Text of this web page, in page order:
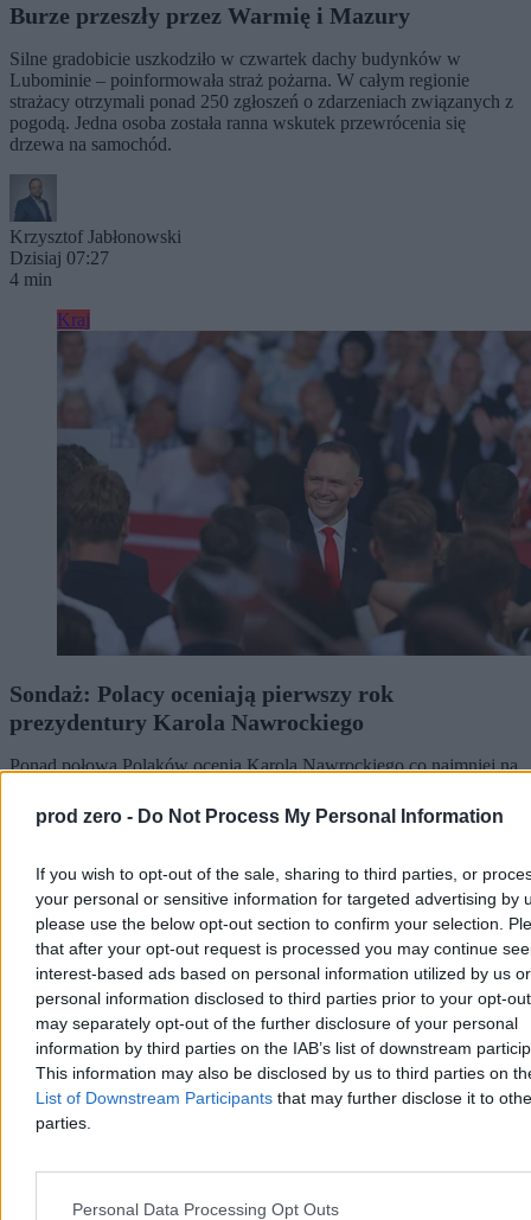
prod zero - Do Not Process My Personal Information
If you wish to opt-out of the sale, sharing to third parties, or
your personal or sensitive information for targeted advertising by
please use the below opt-out section to confirm your selection.
that after your opt-out request is processed you may continue
interest-based ads based on personal information utilized by us or
personal information disclosed to third parties prior to your opt-
may separately opt-out of the further disclosure of your personal
information by third parties on the IAB’s list of downstream
This information may also be disclosed by us to third parties on
List of Downstream Participants that may further disclose it to
parties.
Personal Data Processing Opt Outs
Burze przeszły przez Warmię i Mazury
Silne gradobicie uszkodziło w czwartek dachy budynków w
Lubominie – poinformowała straż pożarna. W całym regionie
strażacy otrzymali ponad 250 zgłoszeń o zdarzeniach związanych z
pogodą. Jedna osoba została ranna wskutek przewrócenia się
drzewa na samochód.
Krzysztof Jabłonowski
Dzisiaj 07:27
4 min
Kraj
Sondaż: Polacy oceniają pierwszy rok
prezydentury Karola Nawrockiego
Ponad połowa Polaków ocenia Karola Nawrockiego co najmniej na
„Rzeczpospolitą”. Ponad połowa badanych wystawiła prezydentowi
pozytywną ocenę za pierwszy rok prezydentury.
Krzysztof Jabłonowski
Dzisiaj 07:13
3 min
Reklama
Reklama